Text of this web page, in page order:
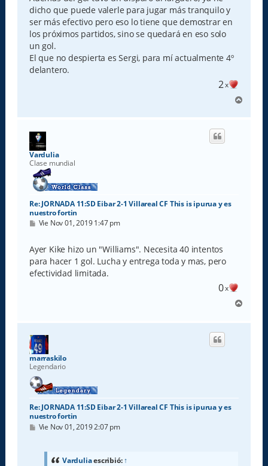
dicho que puede valerle para jugar más tranquilo y
ser más efectivo pero eso lo tiene que demostrar en
los próximos partidos, sino se quedará en eso solo
un gol.
El que no despierta es Sergi, para mí actualmente 4º
delantero.
2x
r
Vardulia
Clase mundial
Re: JORNADA 11:SD Eibar 2-1 Villareal CF This is ipurua y es
nuestro fortin
M
s
a
j
e
Vie Nov 01, 2019 1:47 pm
Ayer Kike hizo un "Williams". Necesita 40 intentos
para hacer 1 gol. Lucha y entrega toda y mas, pero
efectividad limitada.
0x
r
marraskilo
Legendario
Re: JORNADA 11:SD Eibar 2-1 Villareal CF This is ipurua y es
nuestro fortin
M
Vie Nov 01, 2019 2:07 pm
Varduliaescribió:↑